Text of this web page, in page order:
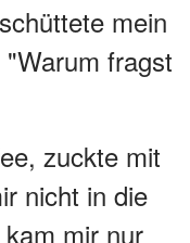
mein
fragst
zuckte mit
nicht in die
mir nur